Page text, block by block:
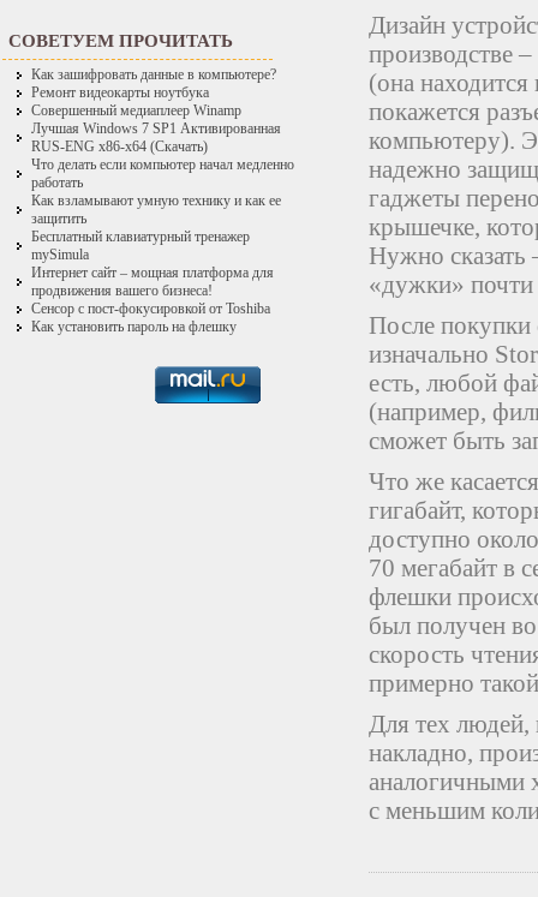
СОВЕТУЕМ ПРОЧИТАТЬ
Как зашифровать данные в компьютере?
Ремонт видеокарты ноутбука
Совершенный медиаплеер Winamp
Лучшая Windows 7 SP1 Активированная
RUS-ENG x86-x64 (Скачать)
Что делать если компьютер начал медленно
работать
Как взламывают умную технику и как ее
защитить
Бесплатный клавиатурный тренажер
mySimula
Интернет сайт – мощная платформа для
продвижения вашего бизнеса!
Сенсор с пост-фокусировкой от Toshiba
Как установить пароль на флешку
Дизайн
производстве
(она
покажется
компьютеру).
надежно
гаджеты
крышечке,
Нужно сказать
«дужки»
После покупки
изначально
есть, любой
(например,
сможет быть
Что же
гигабайт,
доступно
70 мегабайт в
флешки
был получен
скорость
примерно
Для тех людей,
накладно,
аналогичными
с меньшим